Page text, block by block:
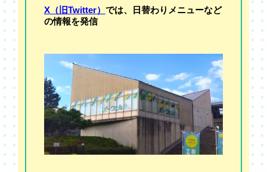
X（旧Twitter） では、日替わりメニューなど
の情報を発信